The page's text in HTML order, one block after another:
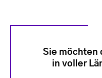
Sie möchten
in voller